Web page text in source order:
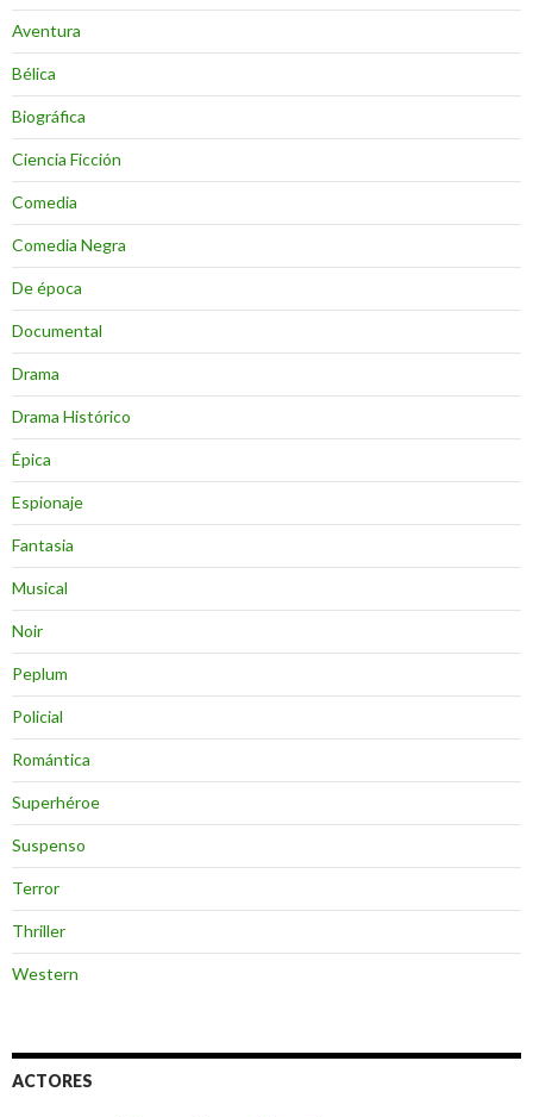
Aventura
Bélica
Biográfica
Ciencia Ficción
Comedia
Comedia Negra
De época
Documental
Drama
Drama Histórico
Épica
Espionaje
Fantasia
Musical
Noir
Peplum
Policial
Romántica
Superhéroe
Suspenso
Terror
Thriller
Western
ACTORES